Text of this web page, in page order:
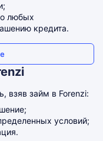
любых
кредита.
взяв займ в Forenzi:
условий;